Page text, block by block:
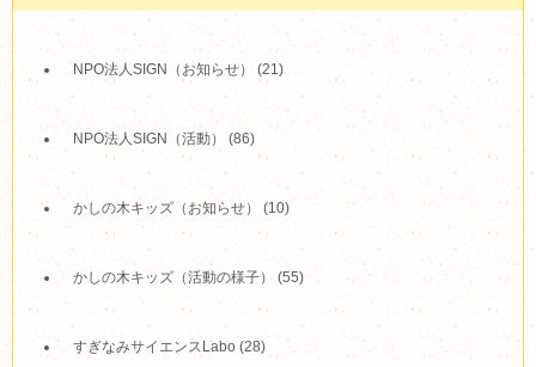
NPO法人SIGN（お知らせ） (21)
NPO法人SIGN（活動） (86)
かしの木キッズ（お知らせ） (10)
かしの木キッズ（活動の様子） (55)
すぎなみサイエンスLabo (28)